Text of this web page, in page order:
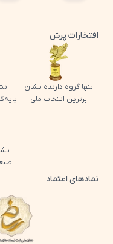
افتخارات پرش
تنها گروه دارنده نشان
برترین انتخاب ملی
نمادهای اعتماد